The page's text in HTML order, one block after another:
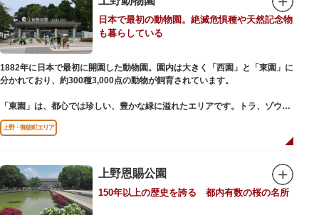
構成資産の一つとして東京初の世界文化遺産に登録されています。前庭にも
ロダンの彫刻が展示されており、散策しながら美術鑑賞を楽しめるのも魅力
のひとつ。 ボランティア・スタッフと一緒に鑑賞する「美術トーク」や、解
説を聞きながら本館や前庭を一緒に歩く「建築ツアー」など、初めての来館
でも気軽に楽しめるプログラムも用意されています。
日本で最初の動物園。絶滅危惧種や天然記念物
も暮らしている
1882年に日本で最初に開園した動物園。園内は大きく「西園」と「東園」に
分かれており、約300種3,000点の動物が飼育されています。
「東園」は、都心では珍しい、豊かな緑に溢れたエリアです。トラ、ゾウな
どが住む森エリアや、ホッキョクグマやアザラシが住む海エリアでは、水浴
びなど迫力あるシーンが目撃できることもあります。国指定重要文化財の
一方「西園」は、蓮の名所としても知られる風光明媚な「不忍池」のほとり
に位置する区域。キリンやサイなどの人気動物をはじめ、アイアイや“動か
ない鳥”として話題のハシビロコウなどユニークな種も見られます。
上野・御徒町エリア
上野恩賜公園
150年以上の歴史を誇る 都内有数の桜の名所